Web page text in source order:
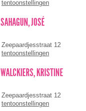
tentoonstellingen
SAHAGUN, JOSÉ
Zeepaardjesstraat 12
tentoonstellingen
WALCKIERS, KRISTINE
Zeepaardjesstraat 12
tentoonstellingen